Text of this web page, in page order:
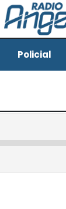
Policial